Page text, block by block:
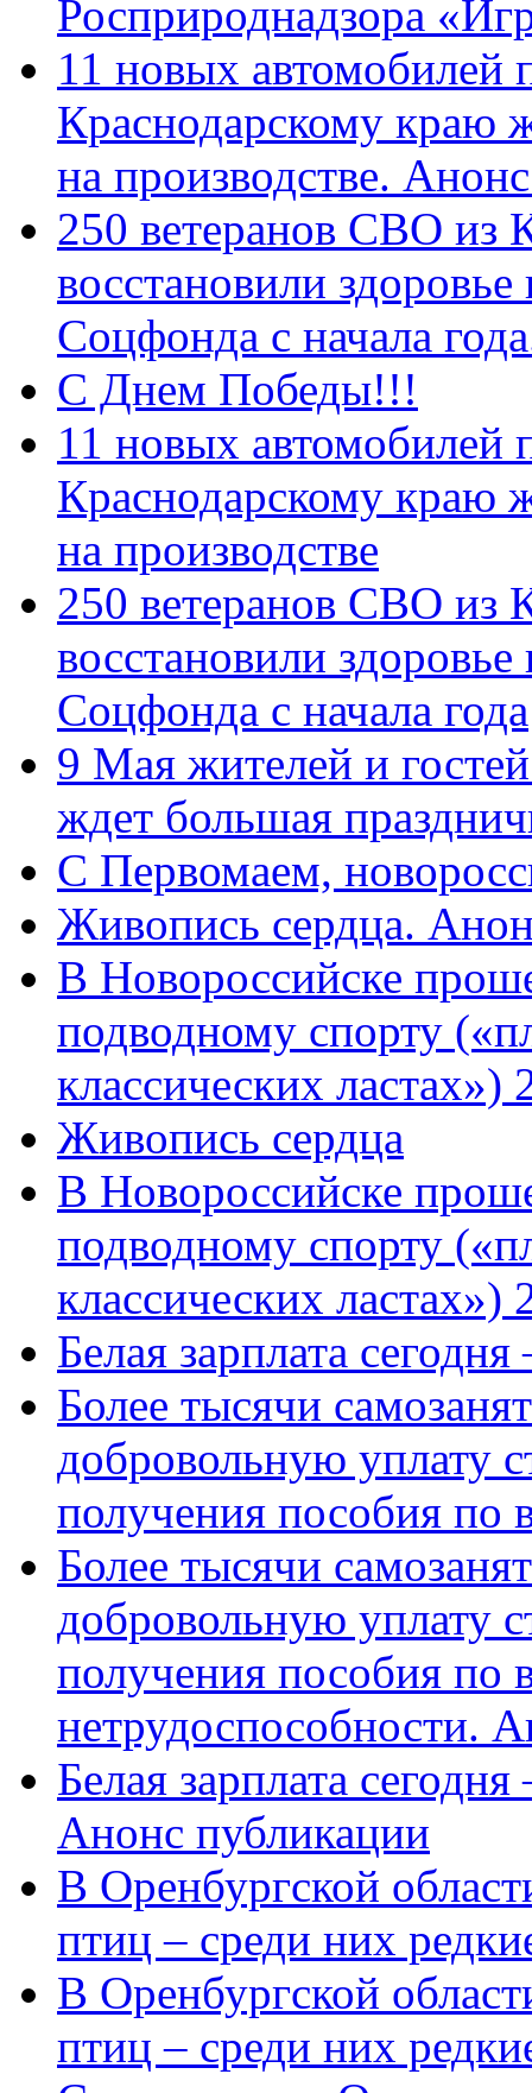
Росприроднадзора
11 новых автомобилей
Краснодарскому краю
на производстве.
250 ветеранов СВО из
восстановили
Соцфонда с начала
С Днем Победы!!!
11 новых автомобилей
Краснодарскому краю
на производстве
250 ветеранов СВО из
восстановили
Соцфонда с начала года
9 Мая жителей и
ждет большая
C Первомаем,
Живопись сердца.
В Новороссийске
подводному спорту
классических
Живопись сердца
В Новороссийске
подводному спорту
классических ластах»)
Белая зарплата
Более тысячи
добровольную уплату
получения пособия по
Более тысячи
добровольную уплату
получения пособия по
нетрудоспособности.
Белая зарплата
Анонс публикации
В Оренбургской
птиц – среди них
В Оренбургской
птиц – среди них